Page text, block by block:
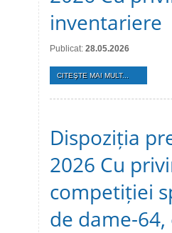
inventariere
Publicat: 28.05.2026
CITEŞTE MAI MULT...
Dispoziția
2026 Cu
competiției
de dame-64,